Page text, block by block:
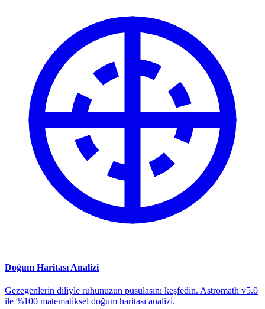
Doğum Haritası Analizi
Gezegenlerin diliyle ruhunuzun pusulasını keşfedin. Astromath v5.0
ile %100 matematiksel doğum haritası analizi.